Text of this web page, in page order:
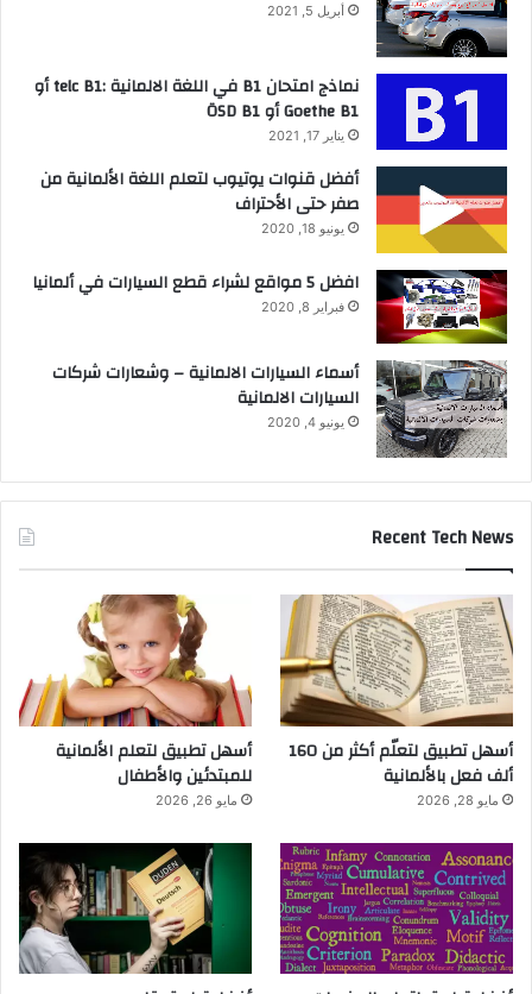
أبريل 5, 2021
نماذج امتحان B1 في اللغة الالمانية :telc B1 أو
Goethe B1 أو ÖSD B1
يناير 17, 2021
أفضل قنوات يوتيوب لتعلم اللغة الألمانية من
صفر حتى الأحتراف
يونيو 18, 2020
افضل 5 مواقع لشراء قطع السيارات في ألمانيا
فبراير 8, 2020
أسماء السيارات الالمانية – وشعارات شركات
السيارات الالمانية
يونيو 4, 2020
Recent Tech News
أسهل تطبيق لتعلّم أكثر من 160
ألف فعل بالألمانية
مايو 28, 2026
أسهل تطبيق لتعلم الألمانية
للمبتدئين والأطفال
مايو 26, 2026